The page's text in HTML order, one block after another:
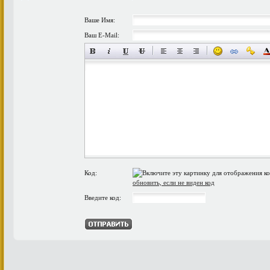
Ваше Имя:
Ваш E-Mail:
Код:
обновить, если не виден код
Введите код: